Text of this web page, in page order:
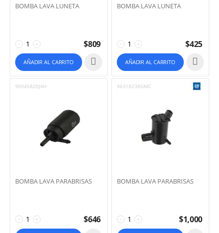
BOMBA LAVA LUNETA
+
− $809
AÑADIR AL CARRITO
BOMBA LAVA LUNETA
+
− $425
AÑADIR AL CARRITO
90045820JAH
BOMBA LAVA PARABRISAS
+
− $646
96318238GMC
BOMBA LAVA PARABRISAS
+
− $1,000